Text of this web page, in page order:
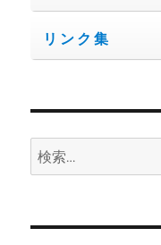
リンク集
検
索: